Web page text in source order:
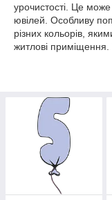
урочистості. Це
ювілей. Особливу
різних кольорів,
житлові
Не меншою
настрій та
урочистості.